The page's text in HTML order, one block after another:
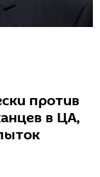
против
в ЦА,